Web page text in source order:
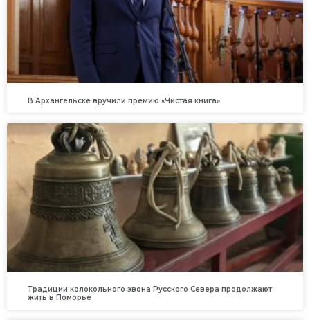
В Архангельске вручили премию «Чистая книга»
Традиции колокольного звона Русского Севера продолжают
жить в Поморье